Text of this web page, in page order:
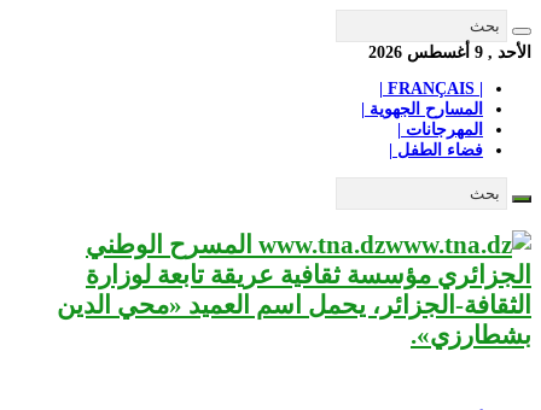
الأحد , 9 أغسطس 2026
المسارح الجهوية |
المهرجانات |
فضاء الطفل |
www.tna.dz المسرح الوطني
الجزائري مؤسسة ثقافية عريقة تابعة لوزارة
الثقافة-الجزائر، يحمل اسم العميد «محي الدين
بشطارزي».